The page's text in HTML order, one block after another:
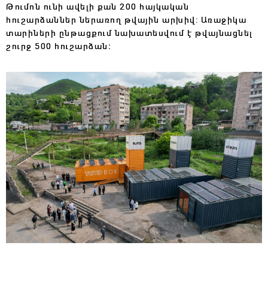
Թումոն ունի ավելի քան 200 հայկական
հուշարձաններ ներառող թվային արխիվ: Առաջիկա
տարիների ընթացքում նախատեսվում է թվայնացնել
շուրջ 500 հուշարձան։